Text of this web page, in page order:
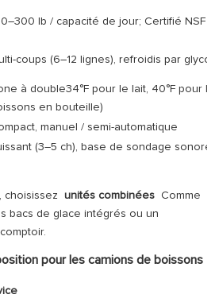
lb / capacité de jour; Certifié NSF
coups (6–12 lignes), refroidis par glycol
à double34°F pour le lait, 40°F pour
en bouteille)
manuel / semi-automatique
(3–5 ch), base de sondage sonore
choisissez
unités combinées Comme
bacs de glace intégrés ou un
pour les camions de boissons